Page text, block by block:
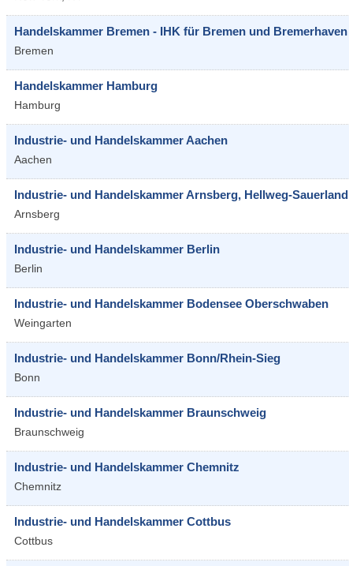
Handelskammer Bremen - IHK für Bremen und Bremerhaven
Bremen
Handelskammer Hamburg
Hamburg
Industrie- und Handelskammer Aachen
Aachen
Industrie- und Handelskammer Arnsberg, Hellweg-Sauerland
Arnsberg
Industrie- und Handelskammer Berlin
Berlin
Industrie- und Handelskammer Bodensee Oberschwaben
Weingarten
Industrie- und Handelskammer Bonn/Rhein-Sieg
Bonn
Industrie- und Handelskammer Braunschweig
Braunschweig
Industrie- und Handelskammer Chemnitz
Chemnitz
Industrie- und Handelskammer Cottbus
Cottbus